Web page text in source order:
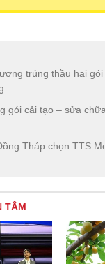
trúng thầu hai
gói cải tạo – sửa
Tháp chọn TTS
TÂM